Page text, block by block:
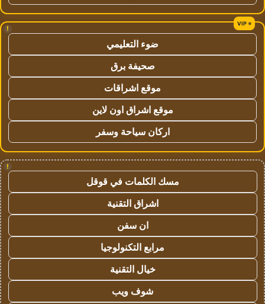
!
ضوء التعليمي
صحيفة برق
موقع اشراقات
موقع اشراق اون لاين
اركان سياحة وسفر
!
مسك الكلمات في قوقل
اشراق التقنية
ان سفن
مرابع التكنولوجيا
خيال التقنية
شوف ويب